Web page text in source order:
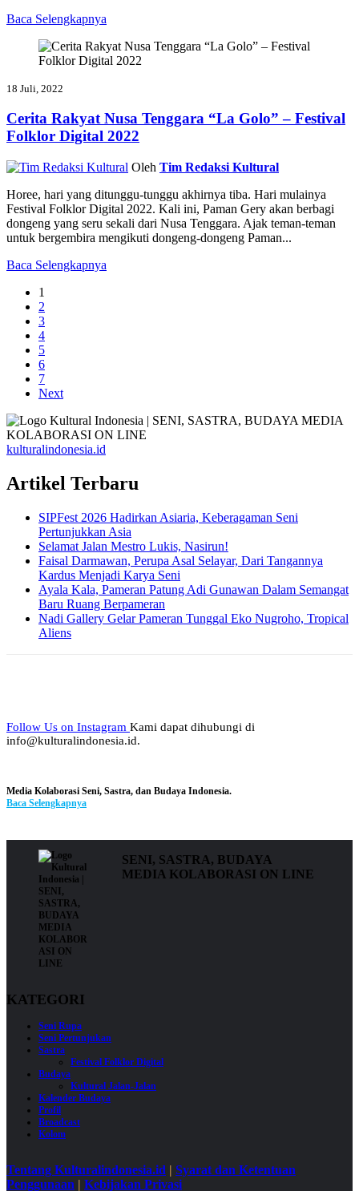
Baca Selengkapnya
18 Juli, 2022
Cerita Rakyat Nusa Tenggara “La Golo” – Festival
Folklor Digital 2022
Oleh Tim Redaksi Kultural
Horee, hari yang ditunggu-tunggu akhirnya tiba. Hari mulainya
Festival Folklor Digital 2022. Kali ini, Paman Gery akan berbagi
dongeng yang seru sekali dari Nusa Tenggara. Ajak teman-teman
untuk bergembira mengikuti dongeng-dongeng Paman...
Baca Selengkapnya
1
2
3
4
5
6
7
Next
kulturalindonesia.id
Artikel Terbaru
SIPFest 2026 Hadirkan Asiaria, Keberagaman Seni
Pertunjukkan Asia
Selamat Jalan Mestro Lukis, Nasirun!
Faisal Darmawan, Perupa Asal Selayar, Dari Tangannya
Kardus Menjadi Karya Seni
Ayala Kala, Pameran Patung Adi Gunawan Dalam Semangat
Baru Ruang Berpameran
Nadi Gallery Gelar Pameran Tunggal Eko Nugroho, Tropical
Aliens
Follow Us on Instagram Kami dapat dihubungi di
info@kulturalindonesia.id.
Media Kolaborasi Seni, Sastra, dan Budaya Indonesia.
Baca Selengkapnya
SENI, SASTRA, BUDAYA
MEDIA KOLABORASI ON LINE
KATEGORI
Seni Rupa
Seni Pertunjukan
Sastra
Festival Folklor Digital
Budaya
Kultural Jalan-Jalan
Kalender Budaya
Profil
Broadcast
Kolom
Tentang Kulturalindonesia.id | Syarat dan Ketentuan
Penggunaan | Kebijakan Privasi